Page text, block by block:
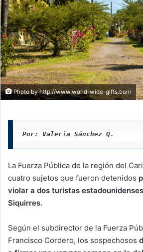
Photo by http://www.world-wide-gifts.com
Por: Valeria Sánchez Q.
La Fuerza Pública de la región del
cuatro sujetos que fueron detenidos
violar a dos turistas
Siquirres.
Según el subdirector de la Fuerza
Francisco Cordero, los sospechosos